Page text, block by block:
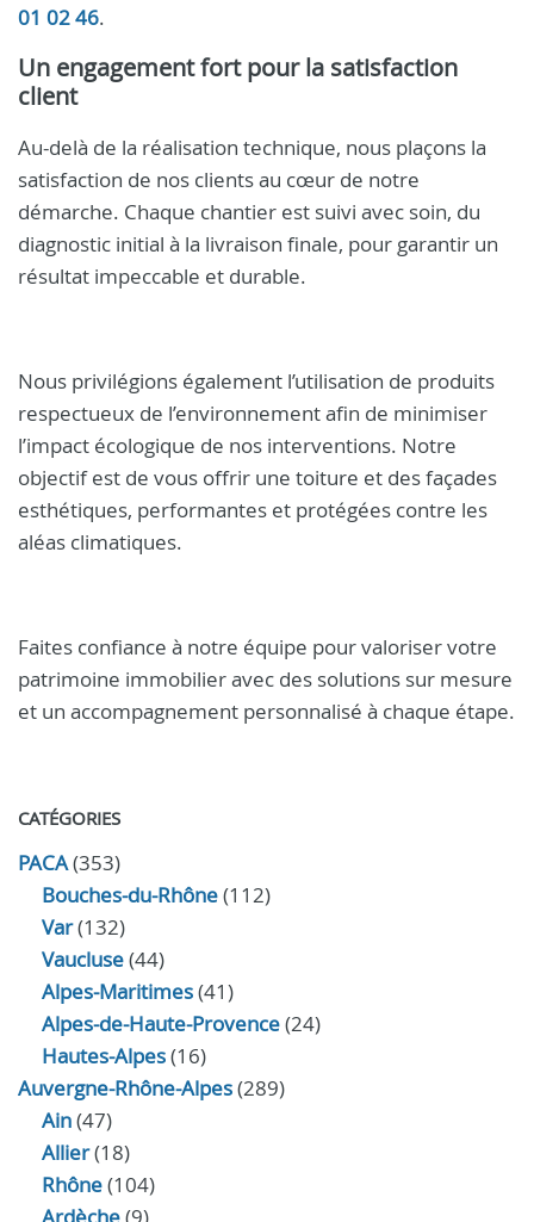
01 02 46.
Un engagement fort pour la satisfaction
client
Au-delà de la réalisation technique, nous plaçons la
satisfaction de nos clients au cœur de notre
démarche. Chaque chantier est suivi avec soin, du
diagnostic initial à la livraison finale, pour garantir un
résultat impeccable et durable.
Nous privilégions également l’utilisation de produits
respectueux de l’environnement afin de minimiser
l’impact écologique de nos interventions. Notre
objectif est de vous offrir une toiture et des façades
esthétiques, performantes et protégées contre les
aléas climatiques.
Faites confiance à notre équipe pour valoriser votre
patrimoine immobilier avec des solutions sur mesure
et un accompagnement personnalisé à chaque étape.
CATÉGORIES
PACA(353)
Bouches-du-Rhône(112)
Var(132)
Vaucluse(44)
Alpes-Maritimes(41)
Alpes-de-Haute-Provence(24)
Hautes-Alpes(16)
Auvergne-Rhône-Alpes(289)
Ain(47)
Allier(18)
Rhône(104)